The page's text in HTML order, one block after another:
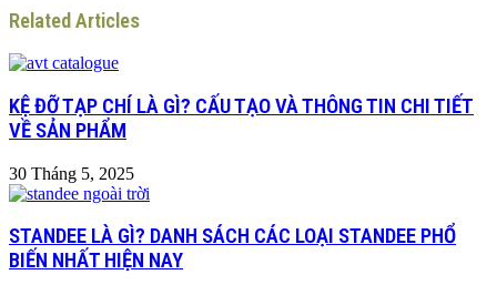
Related Articles
KỆ ĐỠ TẠP CHÍ LÀ GÌ? CẤU TẠO VÀ THÔNG TIN CHI TIẾT
VỀ SẢN PHẨM
30 Tháng 5, 2025
STANDEE LÀ GÌ? DANH SÁCH CÁC LOẠI STANDEE PHỔ
BIẾN NHẤT HIỆN NAY